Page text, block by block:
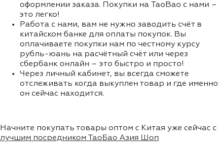
оформлении заказа. Покупки на TaoBao с нами –
это легко!
Работа с нами, вам не нужно заводить счёт в
китайском банке для оплаты покупок. Вы
оплачиваете покупки нам по честному курсу
рубль-юань на расчётный счёт или через
сбербанк онлайн – это быстро и просто!
Через личный кабинет, вы всегда сможете
отслеживать когда выкуплен товар и где именно
он сейчас находится.
Начните покупать товары оптом с Китая уже сейчас с
лучшим посредником ТаоБао Азия Шоп